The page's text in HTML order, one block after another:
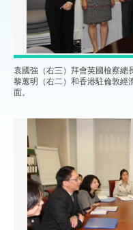
袁國強（右三）拜會英國檢察總
黎蕙明（右二）和香港駐倫敦經
面。